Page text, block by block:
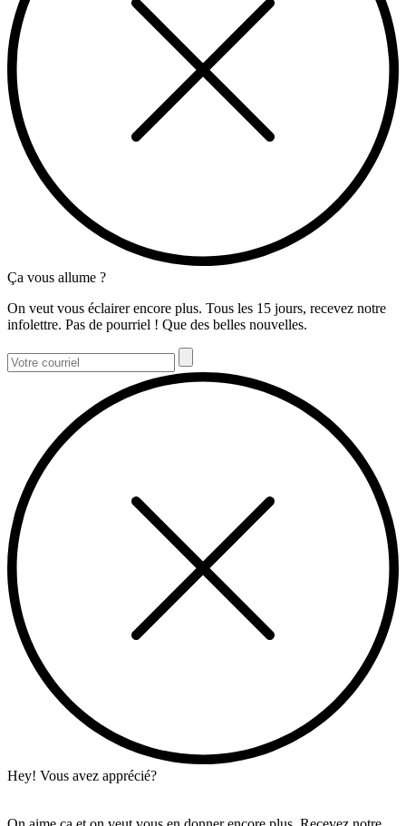
Ça vous allume ?
On veut vous éclairer encore plus. Tous les 15 jours, recevez notre
infolettre. Pas de pourriel ! Que des belles nouvelles.
Hey! Vous avez apprécié?